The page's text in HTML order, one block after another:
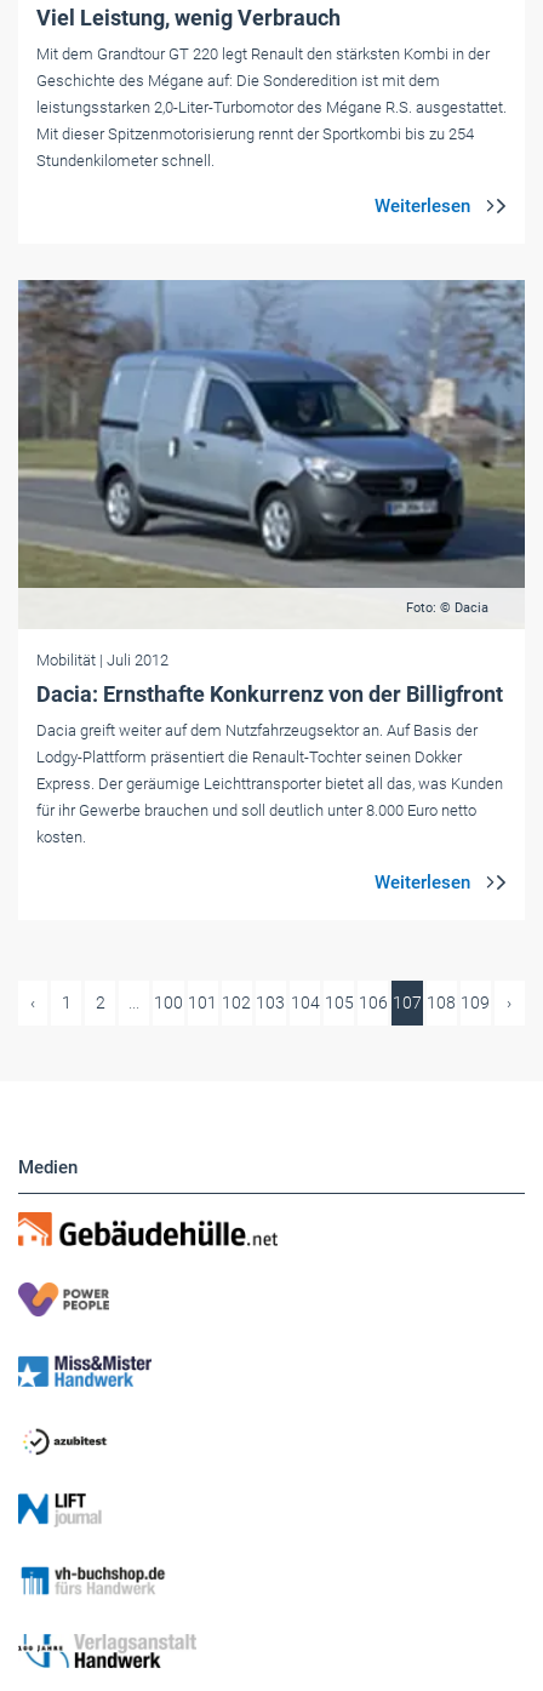
Viel Leistung, wenig Verbrauch
Mit dem Grandtour GT 220 legt Renault den stärksten Kombi in der
Geschichte des Mégane auf: Die Sonderedition ist mit dem
leistungsstarken 2,0-Liter-Turbomotor des Mégane R.S. ausgestattet.
Mit dieser Spitzenmotorisierung rennt der Sportkombi bis zu 254
Stundenkilometer schnell.
Foto: © Dacia
Mobilität | Juli 2012
Dacia: Ernsthafte Konkurrenz von der Billigfront
Dacia greift weiter auf dem Nutzfahrzeugsektor an. Auf Basis der
Lodgy-Plattform präsentiert die Renault-Tochter seinen Dokker
Express. Der geräumige Leichttransporter bietet all das, was Kunden
für ihr Gewerbe brauchen und soll deutlich unter 8.000 Euro netto
kosten.
‹ 1 2 ... 100 101 102 103 104 105 106 107 108 109 ›
Medien